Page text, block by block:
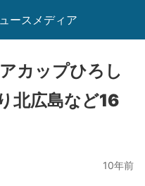
ースメディア
カップひろし
北広島など16
10年前